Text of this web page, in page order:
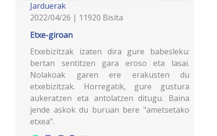
Jarduerak
2022/04/26 | 11920 Bisita
Etxe-giroan
Etxebizitzak izaten dira gure babesleku:
bertan sentitzen gara eroso eta lasai.
Nolakoak garen ere erakusten du
etxebizitzak. Horregatik, gure gustura
aukeratzen eta antolatzen ditugu. Baina
jende askok du buruan bere "ametsetako
etxea".